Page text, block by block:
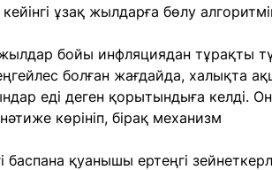
ұзақ жылдарға бөлу
бойы инфляциядан тұрақты
болған жағдайда, халықта
еді деген қорытындыға келді.
көрініп, бірақ механизм
баспана қуанышы ертеңгі